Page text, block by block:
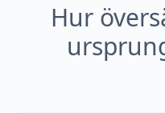
Hur